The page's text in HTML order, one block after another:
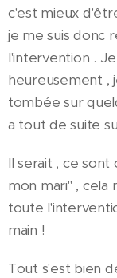
c'est mieux
je me suis donc
l'intervention .
heureusement ,
tombée sur
a tout de suite
Il serait , ce
mon mari" , cela
toute
main !
Tout s'est bien